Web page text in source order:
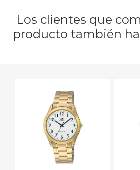
Los clientes que
producto también